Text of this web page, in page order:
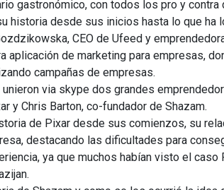
gastronómico, con todos los pro y contra
historia desde sus inicios hasta lo que ha
CEO de Ufeed y
aplicación de marketing para empresas,
campañas de empresas.
via skype dos grandes
y Chris Barton, co-fundador de Shazam.
de Pixar desde sus comienzos, su
destacando las dificultades para
ya que muchos habían visto el